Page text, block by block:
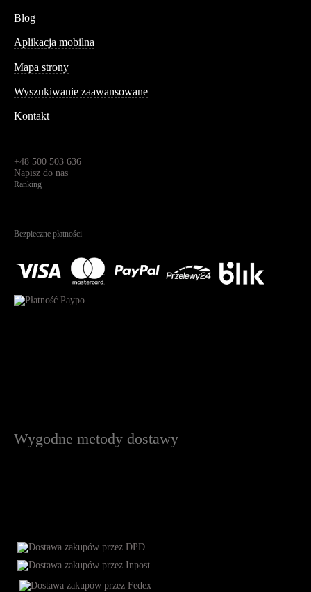
Blog
Aplikacja mobilna
Mapa strony
Wyszukiwanie zaawansowane
Kontakt
+48 500 503 636
Napisz do nas
Ranking
Bezpieczne płatności
Wygodne metody dostawy